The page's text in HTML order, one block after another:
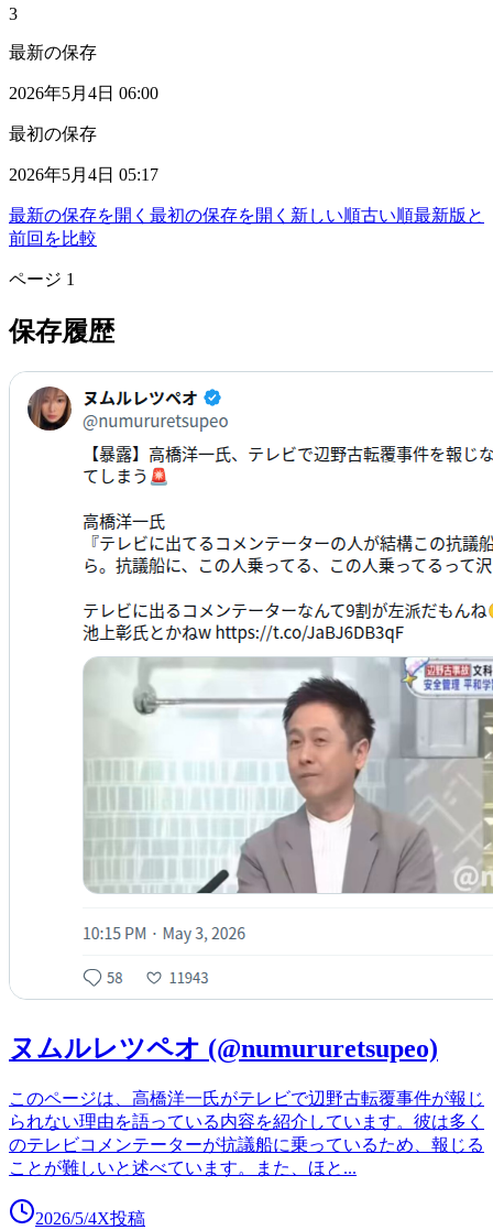
3
最新の保存
2026年5月4日 06:00
最初の保存
2026年5月4日 05:17
最新の保存を開く 最初の保存を開く 新しい順古い順最新版と
前回を比較
ページ 1
保存履歴
ヌムルレツペオ (@numururetsupeo)
このページは、高橋洋一氏がテレビで辺野古転覆事件が報じ
られない理由を語っている内容を紹介しています。彼は多く
のテレビコメンテーターが抗議船に乗っているため、報じる
ことが難しいと述べています。また、ほと ...
2026/5/4X投稿